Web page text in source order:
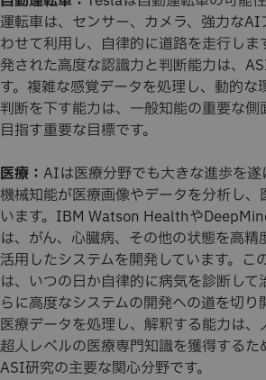
運転車は、センサー、カメラ、強力なAI
わせて利用し、自律的に道路を走行しま
発された高度な認識力と判断能力は、
す。複雑な感覚データを処理し、動的な
判断を下す能力は、一般知能の重要な
目指す重要な目標です。
医療： AIは医療分野でも大きな進歩を
機械知能が医療画像やデータを分析し、
います。IBM Watson Healthや
は、がん、心臓病、その他の状態を高
活用したシステムを開発しています。こ
は、いつの日か自律的に病気を診断して
らに高度なシステムの開発への道を切り
医療データを処理し、解釈する能力は
超人レベルの医療専門知識を獲得するた
ASI研究の主要な関心分野です。